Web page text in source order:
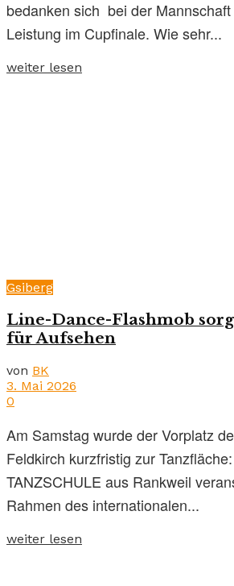
bedanken sich bei der
Leistung im Cupfinale. Wie sehr...
weiter lesen
Gsiberg
Line-Dance-Flashmob
für Aufsehen
von BK
3. Mai 2026
0
Am Samstag wurde der Vorplatz
Feldkirch kurzfristig zur
TANZSCHULE aus Rankweil
Rahmen des internationalen...
weiter lesen